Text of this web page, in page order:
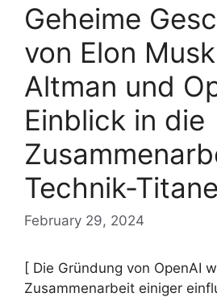
Geheime
von Elon
Altman und
Einblick in die
Technik-
February 29, 2024
[ Die Gründung von OpenAI
Zusammenarbeit einiger